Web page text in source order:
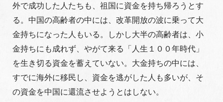
外で成功した人たちも、祖国に資金を持ち帰ろうとす
る。中国の高齢者の中には、改革開放の波に乗って大
金持ちになった人もいる。しかし大半の高齢者は、小
金持ちにも成れず、やがて来る「人生１００年時代」
を生き切る資金を蓄えていない。大金持ちの中には、
すでに海外に移民し、資金を逃がした人も多いが、そ
の資金を中国に還流させようとはしない。